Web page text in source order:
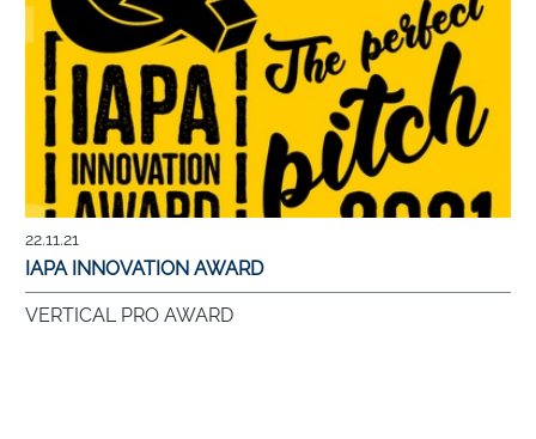
22.11.21
IAPA INNOVATION AWARD
VERTICAL PRO AWARD